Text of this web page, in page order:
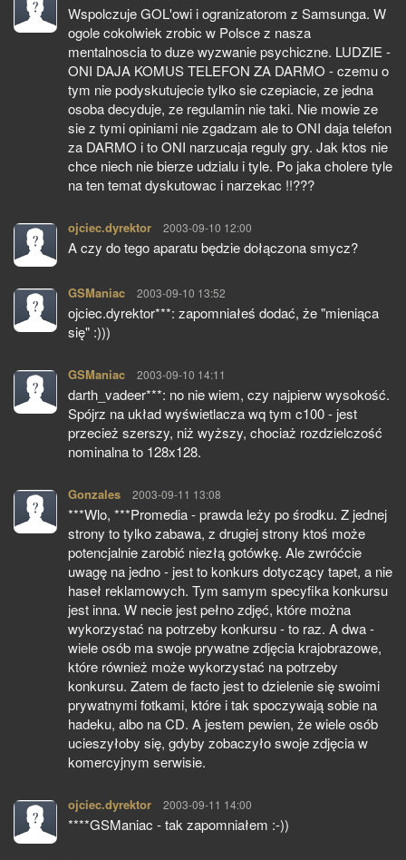
Wspolczuje GOL'owi i ogranizatorom z Samsunga. W
ogole cokolwiek zrobic w Polsce z nasza
mentalnoscia to duze wyzwanie psychiczne. LUDZIE -
ONI DAJA KOMUS TELEFON ZA DARMO - czemu o
tym nie podyskutujecie tylko sie czepiacie, ze jedna
osoba decyduje, ze regulamin nie taki. Nie mowie ze
sie z tymi opiniami nie zgadzam ale to ONI daja telefon
za DARMO i to ONI narzucaja reguly gry. Jak ktos nie
chce niech nie bierze udzialu i tyle. Po jaka cholere tyle
na ten temat dyskutowac i narzekac !!???
ojciec.dyrektor pisze:
2003-09-10 12:00
A czy do tego aparatu będzie dołączona smycz?
GSManiac pisze:
2003-09-10 13:52
ojciec.dyrektor***: zapomniałeś dodać, że "mieniąca
się" :)))
GSManiac pisze:
2003-09-10 14:11
darth_vadeer***: no nie wiem, czy najpierw wysokość.
Spójrz na układ wyświetlacza wq tym c100 - jest
przecież szerszy, niż wyższy, chociaż rozdzielczość
nominalna to 128x128.
Gonzales pisze:
2003-09-11 13:08
***Wlo, ***Promedia - prawda leży po środku. Z jednej
strony to tylko zabawa, z drugiej strony ktoś może
potencjalnie zarobić niezłą gotówkę. Ale zwróćcie
uwagę na jedno - jest to konkurs dotyczący tapet, a nie
haseł reklamowych. Tym samym specyfika konkursu
jest inna. W necie jest pełno zdjęć, które można
wykorzystać na potrzeby konkursu - to raz. A dwa -
wiele osób ma swoje prywatne zdjęcia krajobrazowe,
które również może wykorzystać na potrzeby
konkursu. Zatem de facto jest to dzielenie się swoimi
prywatnymi fotkami, które i tak spoczywają sobie na
hadeku, albo na CD. A jestem pewien, że wiele osób
ucieszyłoby się, gdyby zobaczyło swoje zdjęcia w
komercyjnym serwisie.
ojciec.dyrektor pisze:
2003-09-11 14:00
****GSManiac - tak zapomniałem :-))